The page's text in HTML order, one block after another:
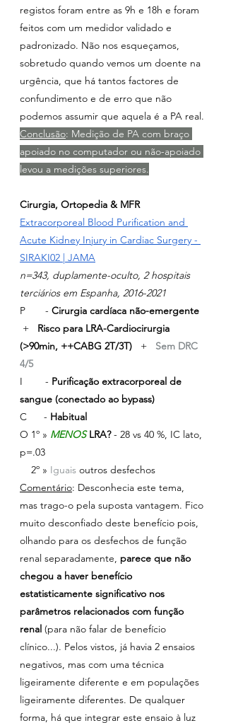
registos foram entre as 9h e 18h e foram
feitos com um medidor validado e
padronizado. Não nos esqueçamos,
sobretudo quando vemos um doente na
urgência, que há tantos factores de
confundimento e de erro que não
podemos assumir que aquela é a PA real.
Conclusão: Medição de PA com braço
apoiado no computador ou não-apoiado
levou a medições superiores.
Cirurgia, Ortopedia & MFR
Extracorporeal Blood Purification and
Acute Kidney Injury in Cardiac Surgery -
SIRAKI02 | JAMA
n=343, duplamente-oculto, 2 hospitais
terciários em Espanha, 2016-2021
P       - Cirurgia cardíaca não-emergente
+ Risco para LRA-Cardiocirurgia
(>90min, ++CABG 2T/3T)
  +
   Sem DRC
4/5
I        - Purificação extracorporeal de
sangue (conectado ao bypass)
C      - Habitual
O 1º » MENOS LRA? - 28 vs 40 %, IC lato,
p=.03
    2º »
Iguais outros desfechos
Comentário: Desconhecia este tema,
mas trago-o pela suposta vantagem. Fico
muito desconfiado deste benefício pois,
olhando para os desfechos de função
renal separadamente, parece que não
chegou a haver benefício
estatisticamente significativo nos
parâmetros relacionados com função
renal (para não falar de benefício
clínico...). Pelos vistos, já havia 2 ensaios
negativos, mas com uma técnica
ligeiramente diferente e em populações
ligeiramente diferentes. De qualquer
forma, há que integrar este ensaio à luz